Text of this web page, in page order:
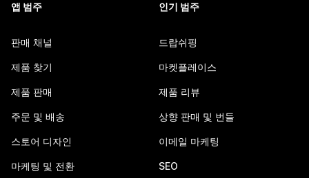
앱 범주
판매 채널
제품 찾기
제품 판매
주문 및 배송
스토어 디자인
마케팅 및 전환
인기 범주
드랍쉬핑
마켓플레이스
제품 리뷰
상향 판매 및 번들
이메일 마케팅
SEO